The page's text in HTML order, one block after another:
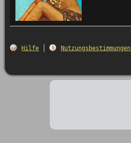
Hilfe Nutzungsbestimmungen